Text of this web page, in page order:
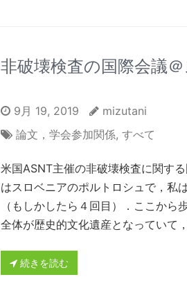
非破壊検査の国際会議
9月 19, 2019
mizutani
論文，学会参加関係, すべて
米国ASNT主催の非破壊検査に関す
はスロベニアのポルトロシュで，私
（もしかしたら４回目）．ここから
全体が歴史的文化遺産となっていて
続きを読む